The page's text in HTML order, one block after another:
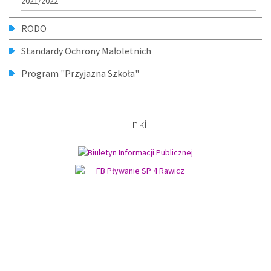
RODO
Standardy Ochrony Małoletnich
Program "Przyjazna Szkoła"
Linki